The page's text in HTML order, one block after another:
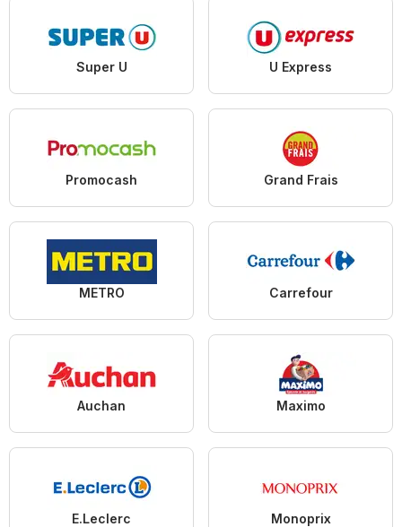
Super U U Express
Promocash Grand Frais
METRO Carrefour
Auchan Maximo
E.Leclerc Monoprix